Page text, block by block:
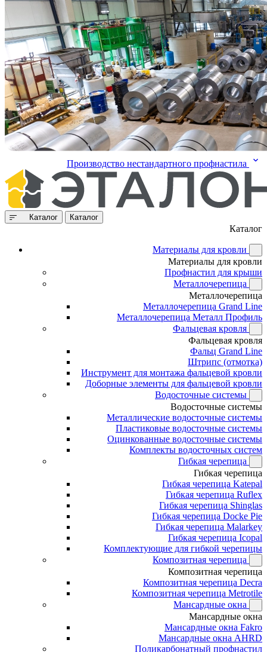
Производство нестандартного профнастила
Каталог Каталог
Каталог
Материалы для кровли
Материалы для кровли
Профнастил для крыши
Металлочерепица
Металлочерепица
Металлочерепица Grand Line
Металлочерепица Металл Профиль
Фальцевая кровля
Фальцевая кровля
Фальц Grand Line
Штрипс (отмотка)
Инструмент для монтажа фальцевой кровли
Доборные элементы для фальцевой кровли
Водосточные системы
Водосточные системы
Металлические водосточные системы
Пластиковые водосточные системы
Оцинкованные водосточные системы
Комплекты водосточных систем
Гибкая черепица
Гибкая черепица
Гибкая черепица Katepal
Гибкая черепица Ruflex
Гибкая черепица Shinglas
Гибкая черепица Docke Pie
Гибкая черепица Malarkey
Гибкая черепица Icopal
Комплектующие для гибкой черепицы
Композитная черепица
Композитная черепица
Композитная черепица Decra
Композитная черепица Metrotile
Мансардные окна
Мансардные окна
Мансардные окна Fakro
Мансардные окна AHRD
Поликарбонатный профнастил